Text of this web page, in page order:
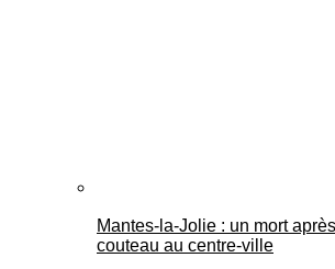
Mantes-la-Jolie : un mort
couteau au centre-ville